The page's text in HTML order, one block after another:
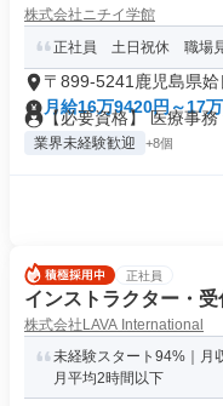
株式会社ニチイ学館
正社員 土日祝休 職場
〒899-5241鹿児島県姶
月給16万9420円～17
【必要資格】 医療事務
業界未経験歓迎 +8個
正社員
インストラクター・
株式会社LAVA International
未経験スタート94%｜月
月平均2時間以下